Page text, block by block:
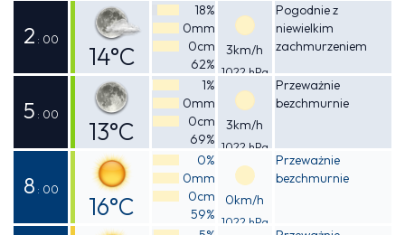
2 : 00
14°C
Odczuwalna
13°C
18%
0mm
0cm
62%
3km/h
1022 hPa
Pogodnie z
niewielkim
zachmurzeniem
5 : 00
13°C
Odczuwalna
12°C
1%
0mm
0cm
69%
3km/h
1022 hPa
Przeważnie
bezchmurnie
8 : 00
16°C
0%
0mm
0cm
59%
0km/h
1022 hPa
Przeważnie
bezchmurnie